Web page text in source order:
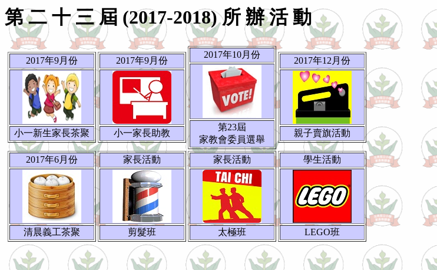
第 二 十 三 屆 (2017-2018) 所 辦 活 動
2017年9月份
小一新生家長茶聚
2017年9月份
小一家長助教
2017年10月份
第23屆
家教會委員選舉
2017年12月份
親子賣旗活動
2017年6月份
清晨義工茶聚
家長活動
剪髮班
家長活動
太極班
學生活動
LEGO班